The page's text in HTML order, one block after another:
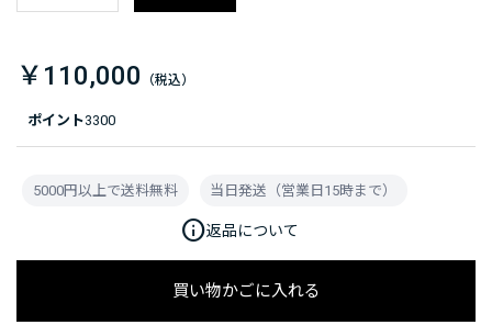
ポイント3300
￥110,000
買い物かごに入れる
5000円以上で送料無料 当日発送（営業日15時まで）
info返品について